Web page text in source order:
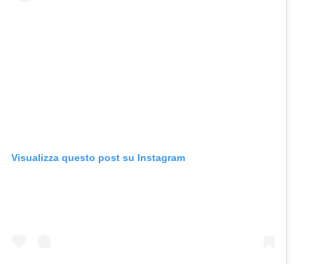
Visualizza questo post su Instagram